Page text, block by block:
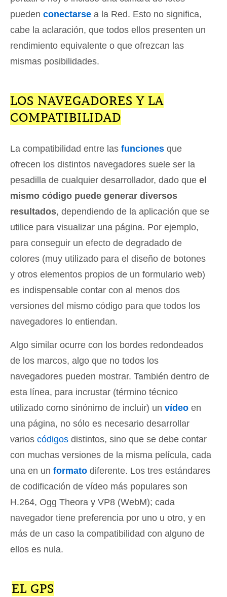
pueden conectarse a la Red. Esto no significa,
cabe la aclaración, que todos ellos presenten un
rendimiento equivalente o que ofrezcan las
mismas posibilidades.
LOS NAVEGADORES Y LA
COMPATIBILIDAD
La compatibilidad entre las funciones que
ofrecen los distintos navegadores suele ser la
pesadilla de cualquier desarrollador, dado que el
mismo código puede generar diversos
resultados, dependiendo de la aplicación que se
utilice para visualizar una página. Por ejemplo,
para conseguir un efecto de degradado de
colores (muy utilizado para el diseño de botones
y otros elementos propios de un formulario web)
es indispensable contar con al menos dos
versiones del mismo código para que todos los
navegadores lo entiendan.
Algo similar ocurre con los bordes redondeados
de los marcos, algo que no todos los
navegadores pueden mostrar. También dentro de
esta línea, para incrustar (término técnico
utilizado como sinónimo de incluir) un vídeo en
una página, no sólo es necesario desarrollar
varios códigos distintos, sino que se debe contar
con muchas versiones de la misma película, cada
una en un formato diferente. Los tres estándares
de codificación de vídeo más populares son
H.264, Ogg Theora y VP8 (WebM); cada
navegador tiene preferencia por uno u otro, y en
más de un caso la compatibilidad con alguno de
ellos es nula.
EL GPS